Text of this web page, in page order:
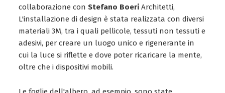
collaborazione conStefano BoeriArchitetti,
L'installazione di design è stata realizzata con diversi
materiali 3M, tra i quali pellicole, tessuti non tessuti e
adesivi, per creare un luogo unico e rigenerante in
cui la luce si riflette e dove poter ricaricare la mente,
oltre che i dispositivi mobili.